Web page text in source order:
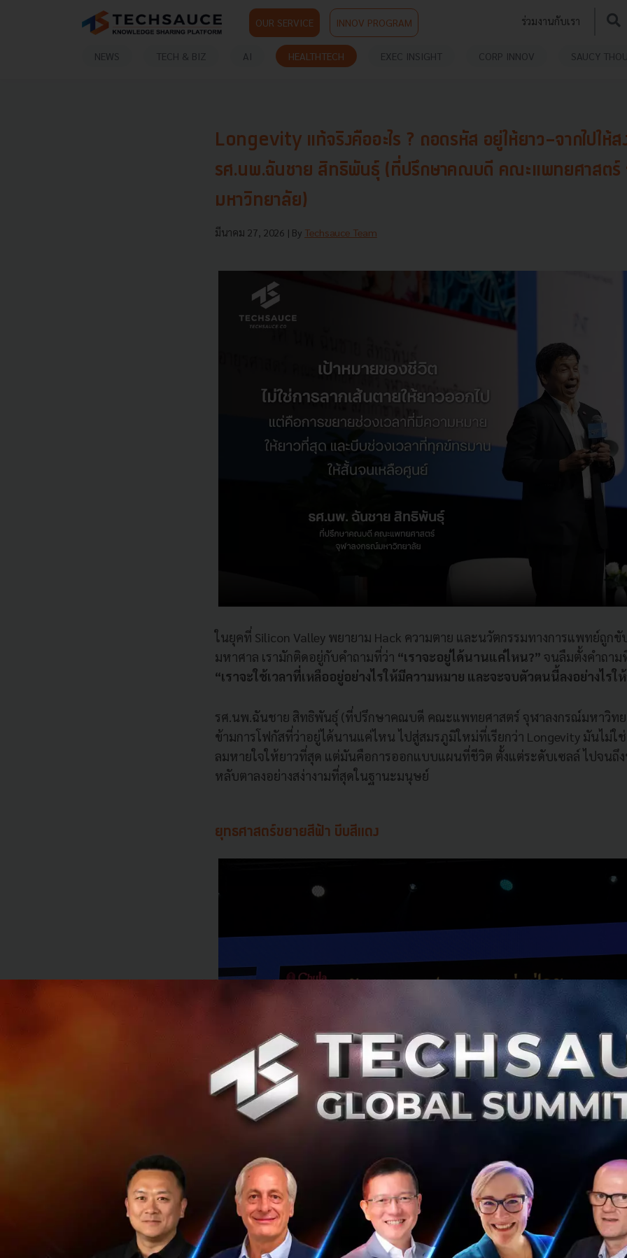
OUR SERVICE INNOV PROGRAM ร่วมงานกับเรา
NEWS TECH & BIZ AI HEALTHTECH EXEC INSIGHT CORP INNOV SAUCY
Longevity แท้จริงคืออะไร ? ถอดรหัส อยู่ให้ยาว-จากไปให้ส
รศ.นพ.ฉันชาย สิทธิพันธุ์ (ที่ปรึกษาคณบดี คณะแพทยศาสตร์
มหาวิทยาลัย)
มีนาคม 27, 2026 | By Techsauce Team
ในยุคที่ Silicon Valley พยายาม Hack ความตาย และนวัตกรรมทางการแพทย์ถูก
มหาศาล เรามักติดอยู่กับคำถามที่ว่า “เราจะอยู่ได้นานแค่ไหน?” จนลืมตั้งคำถา
“เราจะใช้เวลาที่เหลืออยู่อย่างไรให้มีความหมาย และจะจบตัวตนนี้ลงอย่างไรใ
รศ.นพ.ฉันชาย สิทธิพันธุ์ (ที่ปรึกษาคณบดี คณะแพทยศาสตร์ จุฬาลงกรณ์มหาวิทย
ข้ามการโฟกัสที่ว่าอยู่ได้นานแค่ไหน ไปสู่สมรภูมิใหม่ที่เรียกว่า Longevity มันไม่ใ
ลมหายใจให้ยาวที่สุด แต่มันคือการออกแบบแผนที่ชีวิต ตั้งแต่ระดับเซลล์ ไปจนถึ
หลับตาลงอย่างสง่างามที่สุดในฐานะมนุษย์
ยุทธศาสตร์ขยายสีฟ้า บีบสีแดง